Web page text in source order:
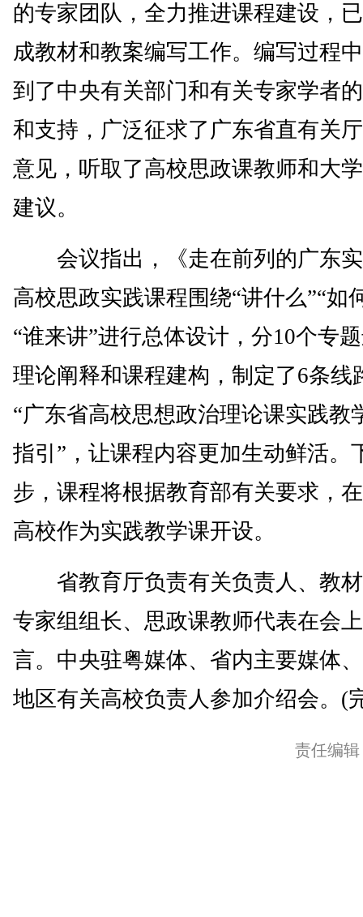
的专家团队，全力推进课程建设，
成教材和教案编写工作。编写过程
到了中央有关部门和有关专家学者
和支持，广泛征求了广东省直有关
意见，听取了高校思政课教师和大
建议。
会议指出，《走在前列的广东
高校思政实践课程围绕“讲什么”“如
“谁来讲”进行总体设计，分10个专
理论阐释和课程建构，制定了6条线
“广东省高校思想政治理论课实践教
指引”，让课程内容更加生动鲜活。
步，课程将根据教育部有关要求，
高校作为实践教学课开设。
省教育厅负责有关负责人、教
专家组组长、思政课教师代表在会
言。中央驻粤媒体、省内主要媒体
地区有关高校负责人参加介绍会。(
责任编